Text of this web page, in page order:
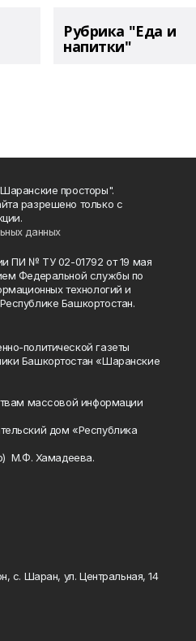
Рубрика "Еда и
напитки"
просторы".
разрешено только с
данных
ПИ № ТУ 02-01792 от 19 мая
Федеральной службы по
технологий и
Башкортостан.
политической газеты
Башкортостан «Шаранские
массовой информации
дом «Республика
М.Ф. Хамадеева.
с. Шаран, ул. Центральная, 14